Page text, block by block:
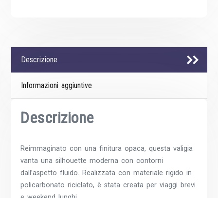
Descrizione
Informazioni aggiuntive
Descrizione
Reimmaginato con una finitura opaca, questa valigia
vanta una silhouette moderna con contorni
dall’aspetto fluido. Realizzata con materiale rigido in
policarbonato riciclato, è stata creata per viaggi brevi